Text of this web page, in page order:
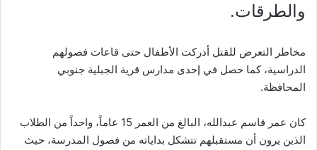
والطرقات.
مخاطر التعرض للقتل أدركت الأطفال حتى قاعات فصولهم
الدراسية، كما حصل في إحدى مدارس قرية الجبلية جنوبي
المحافظة.
كان عمر قاسم عبدالله، البالغ من العمر 15 عاماً، واحداً من الطلاب
الذين يرون أن مستقبلهم تتشكل بداياته من فصول المدرسة، حيث